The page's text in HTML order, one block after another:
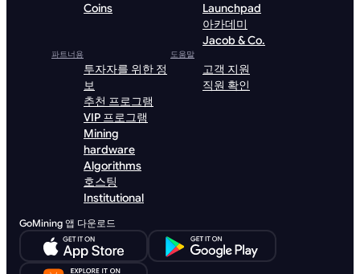
Coins
Launchpad
아카데미
Jacob & Co.
파트너용
투자자를 위한 정
보
추천 프로그램
VIP 프로그램
Mining
hardware
Algorithms
호스팅
Institutional
도움말
고객 지원
직원 확인
GoMining 앱 다운로드